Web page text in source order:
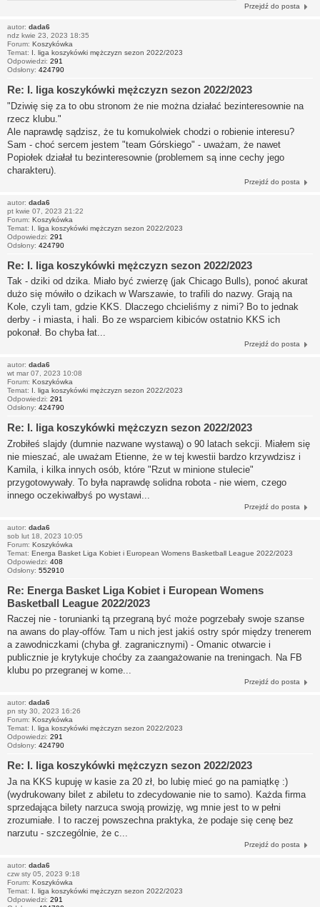
Przejdź do posta
autor: dada6
ndz kwie 23, 2023 18:35
Forum: Koszykówka
Temat: I. liga koszykówki mężczyzn sezon 2022/2023
Odpowiedzi: 291
Odsłony: 424790
Re: I. liga koszykówki mężczyzn sezon 2022/2023
"Dziwię się za to obu stronom że nie można działać bezinteresownie na
rzecz klubu."
Ale naprawdę sądzisz, że tu komukolwiek chodzi o robienie interesu?
Sam - choć sercem jestem "team Górskiego" - uważam, że nawet
Popiołek działał tu bezinteresownie (problemem są inne cechy jego
charakteru).
Przejdź do posta
autor: dada6
pt kwie 07, 2023 21:22
Forum: Koszykówka
Temat: I. liga koszykówki mężczyzn sezon 2022/2023
Odpowiedzi: 291
Odsłony: 424790
Re: I. liga koszykówki mężczyzn sezon 2022/2023
Tak - dziki od dzika. Miało być zwierzę (jak Chicago Bulls), ponoć akurat
dużo się mówiło o dzikach w Warszawie, to trafili do nazwy. Grają na
Kole, czyli tam, gdzie KKS. Dlaczego chcieliśmy z nimi? Bo to jednak
derby - i miasta, i hali. Bo ze wsparciem kibiców ostatnio KKS ich
pokonał. Bo chyba łat...
Przejdź do posta
autor: dada6
wt mar 07, 2023 10:08
Forum: Koszykówka
Temat: I. liga koszykówki mężczyzn sezon 2022/2023
Odpowiedzi: 291
Odsłony: 424790
Re: I. liga koszykówki mężczyzn sezon 2022/2023
Zrobiłeś slajdy (dumnie nazwane wystawą) o 90 latach sekcji. Miałem się
nie mieszać, ale uważam Etienne, że w tej kwestii bardzo krzywdzisz i
Kamila, i kilka innych osób, które "Rzut w minione stulecie"
przygotowywały. To była naprawdę solidna robota - nie wiem, czego
innego oczekiwałbyś po wystawi...
Przejdź do posta
autor: dada6
sob lut 18, 2023 10:05
Forum: Koszykówka
Temat: Energa Basket Liga Kobiet i European Womens Basketball League 2022/2023
Odpowiedzi: 408
Odsłony: 552910
Re: Energa Basket Liga Kobiet i European Womens
Basketball League 2022/2023
Raczej nie - torunianki tą przegraną być może pogrzebały swoje szanse
na awans do play-offów. Tam u nich jest jakiś ostry spór między trenerem
a zawodniczkami (chyba gł. zagranicznymi) - Omanic otwarcie i
publicznie je krytykuje choćby za zaangażowanie na treningach. Na FB
klubu po przegranej w kome...
Przejdź do posta
autor: dada6
pn sty 30, 2023 16:26
Forum: Koszykówka
Temat: I. liga koszykówki mężczyzn sezon 2022/2023
Odpowiedzi: 291
Odsłony: 424790
Re: I. liga koszykówki mężczyzn sezon 2022/2023
Ja na KKS kupuję w kasie za 20 zł, bo lubię mieć go na pamiątkę :)
(wydrukowany bilet z abiletu to zdecydowanie nie to samo). Każda firma
sprzedająca bilety narzuca swoją prowizję, wg mnie jest to w pełni
zrozumiałe. I to raczej powszechna praktyka, że podaje się cenę bez
narzutu - szczególnie, że c...
Przejdź do posta
autor: dada6
czw sty 05, 2023 9:18
Forum: Koszykówka
Temat: I. liga koszykówki mężczyzn sezon 2022/2023
Odpowiedzi: 291